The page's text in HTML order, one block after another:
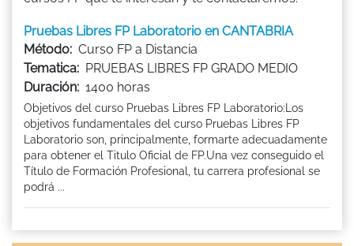
Pruebas Libres FP Laboratorio en CANTABRIA
Método: Curso FP a Distancia
Tematica: PRUEBAS LIBRES FP GRADO MEDIO
Duración: 1400 horas
Objetivos del curso Pruebas Libres FP Laboratorio:Los
objetivos fundamentales del curso Pruebas Libres FP
Laboratorio son, principalmente, formarte adecuadamente
para obtener el Titulo Oficial de FP.Una vez conseguido el
Título de Formación Profesional, tu carrera profesional se
podrá ...